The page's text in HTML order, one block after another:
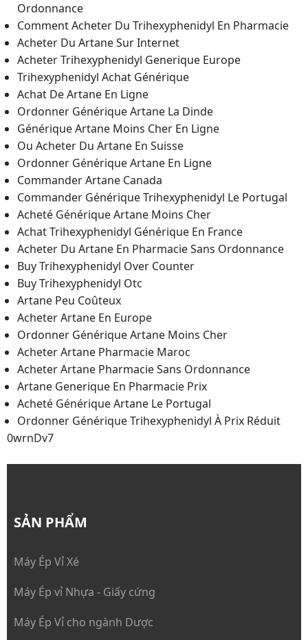
Ordonnance
Comment Acheter Du Trihexyphenidyl En Pharmacie
Acheter Du Artane Sur Internet
Acheter Trihexyphenidyl Generique Europe
Trihexyphenidyl Achat Générique
Achat De Artane En Ligne
Ordonner Générique Artane La Dinde
Générique Artane Moins Cher En Ligne
Ou Acheter Du Artane En Suisse
Ordonner Générique Artane En Ligne
Commander Artane Canada
Commander Générique Trihexyphenidyl Le Portugal
Acheté Générique Artane Moins Cher
Achat Trihexyphenidyl Générique En France
Acheter Du Artane En Pharmacie Sans Ordonnance
Buy Trihexyphenidyl Over Counter
Buy Trihexyphenidyl Otc
Artane Peu Coûteux
Acheter Artane En Europe
Ordonner Générique Artane Moins Cher
Acheter Artane Pharmacie Maroc
Acheter Artane Pharmacie Sans Ordonnance
Artane Generique En Pharmacie Prix
Acheté Générique Artane Le Portugal
Ordonner Générique Trihexyphenidyl À Prix Réduit
0wrnDv7
SẢN PHẨM
Máy Ép Vỉ Xé
Máy Ép vỉ Nhựa - Giấy cứng
Máy Ép Vỉ cho ngành Dược